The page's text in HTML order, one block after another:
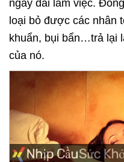
ngày dài làm việc.
loại bỏ được các nhân
khuẩn, bụi bẩn…trả lại
của nó.